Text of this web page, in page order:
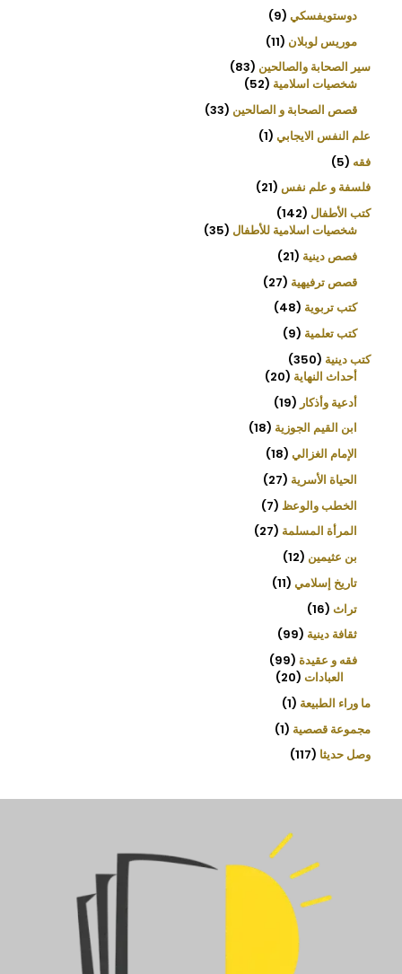
دوستويفسكي 9
موريس لوبلان 11
سير الصحابة والصالحين 83
شخصيات اسلامية 52
قصص الصحابة و الصالحين 33
علم النفس الايجابي 1
فقه 5
فلسفة و علم نفس 21
كتب الأطفال 142
شخصيات اسلامية للأطفال 35
فصص دينية 21
قصص ترفيهية 27
كتب تربوية 48
كتب تعلمية 9
كتب دينية 350
أحداث النهاية 20
أدعية وأذكار
19
ابن القيم الجوزية 18
الإمام الغزالي 18
الحياة الأسرية 27
الخطب والوعظ 7
المرأة المسلمة 27
بن عثيمين 12
تاريخ إسلامي 11
تراث 16
ثقافة دينية 99
فقه و عقيدة 99
العبادات 20
ما وراء الطبيعة 1
مجموعة قصصية 1
وصل حديثا 117